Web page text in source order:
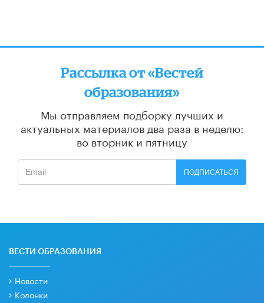
Рассылка от «Вестей
образования»
Мы отправляем подборку лучших и
актуальных материалов два раза в неделю:
во вторник и пятницу
ПОДПИСАТЬСЯ
ВЕСТИ ОБРАЗОВАНИЯ
Новости
Колонки